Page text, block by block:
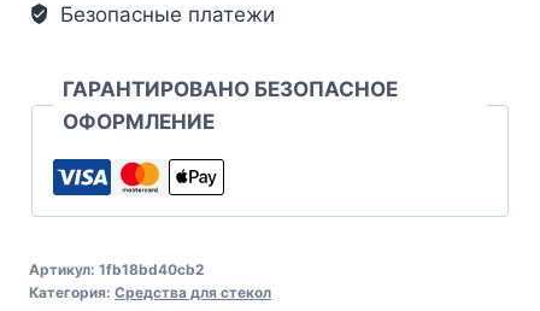
Безопасные платежи
ГАРАНТИРОВАНО БЕЗОПАСНОЕ
ОФОРМЛЕНИЕ
Артикул: 1fb18bd40cb2
Категория: Средства для стекол